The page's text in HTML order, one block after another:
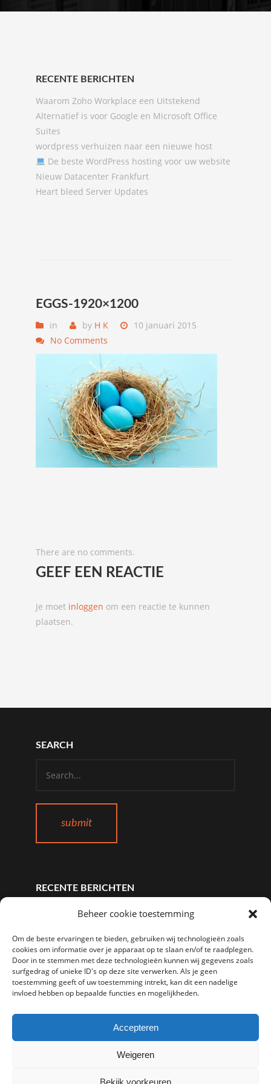
Beheer cookie toestemming
Om de beste ervaringen te bieden, gebruiken wij technologieën zoals
cookies om informatie over je apparaat op te slaan en/of te raadplegen.
Door in te stemmen met deze technologieën kunnen wij gegevens zoals
surfgedrag of unieke ID's op deze site verwerken. Als je geen
toestemming geeft of uw toestemming intrekt, kan dit een nadelige
invloed hebben op bepaalde functies en mogelijkheden.
Accepteren
Weigeren
Bekijk voorkeuren
RECENTE BERICHTEN
Waarom Zoho Workplace een Uitstekend
Alternatief is voor Google en Microsoft Office
Suites
wordpress verhuizen naar een nieuwe host
De beste WordPress hosting voor uw website
Nieuw Datacenter Frankfurt
Heart bleed Server Updates
EGGS-1920×1200
in by H K
10 januari 2015
No Comments
There are no comments.
GEEF EEN REACTIE
Je moet inloggen om een reactie te kunnen
plaatsen.
SEARCH
RECENTE BERICHTEN
Waarom Zoho Workplace een Uitstekend
Suites
wordpress verhuizen naar een nieuwe host
De beste WordPress hosting voor uw
website
Nieuw Datacenter Frankfurt
Heart bleed Server Updates